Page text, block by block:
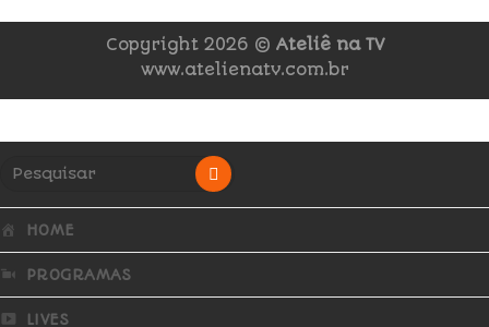
Copyright 2026 © Ateliê na TV
www.atelienatv.com.br
HOME
PROGRAMAS
LIVES